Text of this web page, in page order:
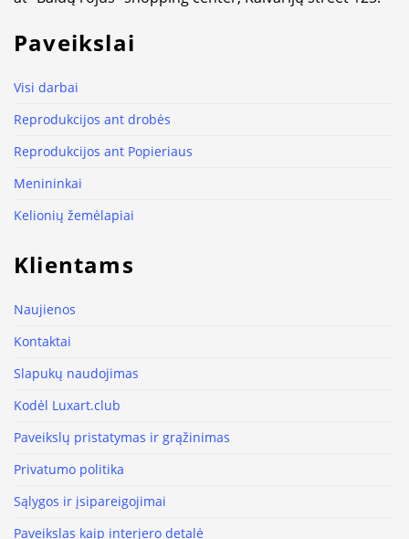
Paveikslai
Visi darbai
Reprodukcijos ant drobės
Reprodukcijos ant Popieriaus
Menininkai
Kelionių žemėlapiai
Klientams
Naujienos
Kontaktai
Slapukų naudojimas
Kodėl Luxart.club
Paveikslų pristatymas ir grąžinimas
Privatumo politika
Sąlygos ir įsipareigojimai
Paveikslas kaip interjero detalė